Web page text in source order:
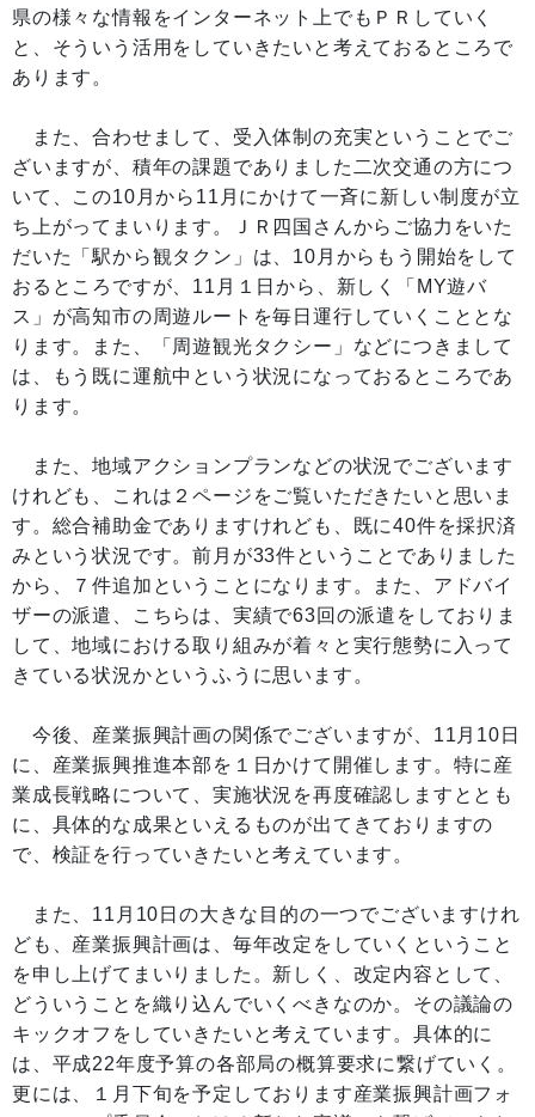
県の様々な情報をインターネット上でもＰＲしていく
と、そういう活用をしていきたいと考えておるところで
あります。
また、合わせまして、受入体制の充実ということでご
ざいますが、積年の課題でありました二次交通の方につ
いて、この10月から11月にかけて一斉に新しい制度が立
ち上がってまいります。ＪＲ四国さんからご協力をいた
だいた「駅から観タクン」は、10月からもう開始をして
おるところですが、11月１日から、新しく「MY遊バ
ス」が高知市の周遊ルートを毎日運行していくこととな
ります。また、「周遊観光タクシー」などにつきまして
は、もう既に運航中という状況になっておるところであ
ります。
また、地域アクションプランなどの状況でございます
けれども、これは２ページをご覧いただきたいと思いま
す。総合補助金でありますけれども、既に40件を採択済
みという状況です。前月が33件ということでありました
から、７件追加ということになります。また、アドバイ
ザーの派遣、こちらは、実績で63回の派遣をしておりま
して、地域における取り組みが着々と実行態勢に入って
きている状況かというふうに思います。
今後、産業振興計画の関係でございますが、11月10日
に、産業振興推進本部を１日かけて開催します。特に産
業成長戦略について、実施状況を再度確認しますととも
に、具体的な成果といえるものが出てきておりますの
で、検証を行っていきたいと考えています。
また、11月10日の大きな目的の一つでございますけれ
ども、産業振興計画は、毎年改定をしていくということ
を申し上げてまいりました。新しく、改定内容として、
どういうことを織り込んでいくべきなのか。その議論の
キックオフをしていきたいと考えています。具体的に
は、平成22年度予算の各部局の概算要求に繋げていく。
更には、１月下旬を予定しております産業振興計画フォ